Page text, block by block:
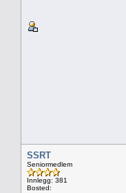
SSRT
Seniormedlem
Innlegg: 381
Bosted: